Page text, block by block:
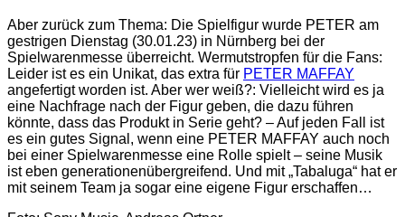
Aber zurück zum Thema: Die Spielfigur wurde PETER am
gestrigen Dienstag (30.01.23) in Nürnberg bei der
Spielwarenmesse überreicht. Wermutstropfen für die Fans:
Leider ist es ein Unikat, das extra für PETER MAFFAY
angefertigt worden ist. Aber wer weiß?: Vielleicht wird es ja
eine Nachfrage nach der Figur geben, die dazu führen
könnte, dass das Produkt in Serie geht? – Auf jeden Fall ist
es ein gutes Signal, wenn eine PETER MAFFAY auch noch
bei einer Spielwarenmesse eine Rolle spielt – seine Musik
ist eben generationenübergreifend. Und mit „Tabaluga“ hat er
mit seinem Team ja sogar eine eigene Figur erschaffen…